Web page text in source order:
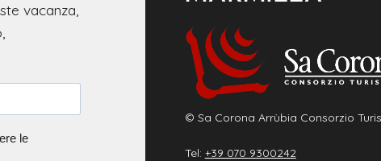
vacanza,
le
© Sa Corona Arrùbia Consorzio
Tel: +39 070 9300242